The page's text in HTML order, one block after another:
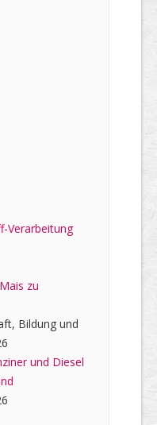
Verarbeitung
zu
Bildung und
und Diesel